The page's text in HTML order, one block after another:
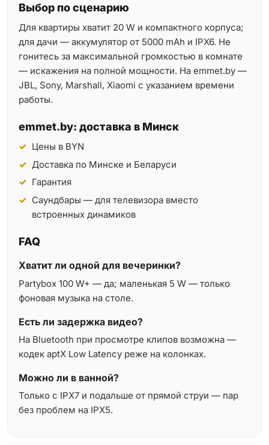
Выбор по сценарию
Для квартиры хватит 20 W и компактного корпуса;
для дачи — аккумулятор от 5000 mAh и IPX6. Не
гонитесь за максимальной громкостью в комнате
— искажения на полной мощности. На emmet.by —
JBL, Sony, Marshall, Xiaomi с указанием времени
работы.
emmet.by: доставка в Минск
Цены в BYN
Доставка по Минске и Беларуси
Гарантия
Саундбары — для телевизора вместо
встроенных динамиков
FAQ
Хватит ли одной для вечеринки?
Partybox 100 W+ — да; маленькая 5 W — только
фоновая музыка на столе.
Есть ли задержка видео?
На Bluetooth при просмотре клипов возможна —
кодек aptX Low Latency реже на колонках.
Можно ли в ванной?
Только с IPX7 и подальше от прямой струи — пар
без проблем на IPX5.